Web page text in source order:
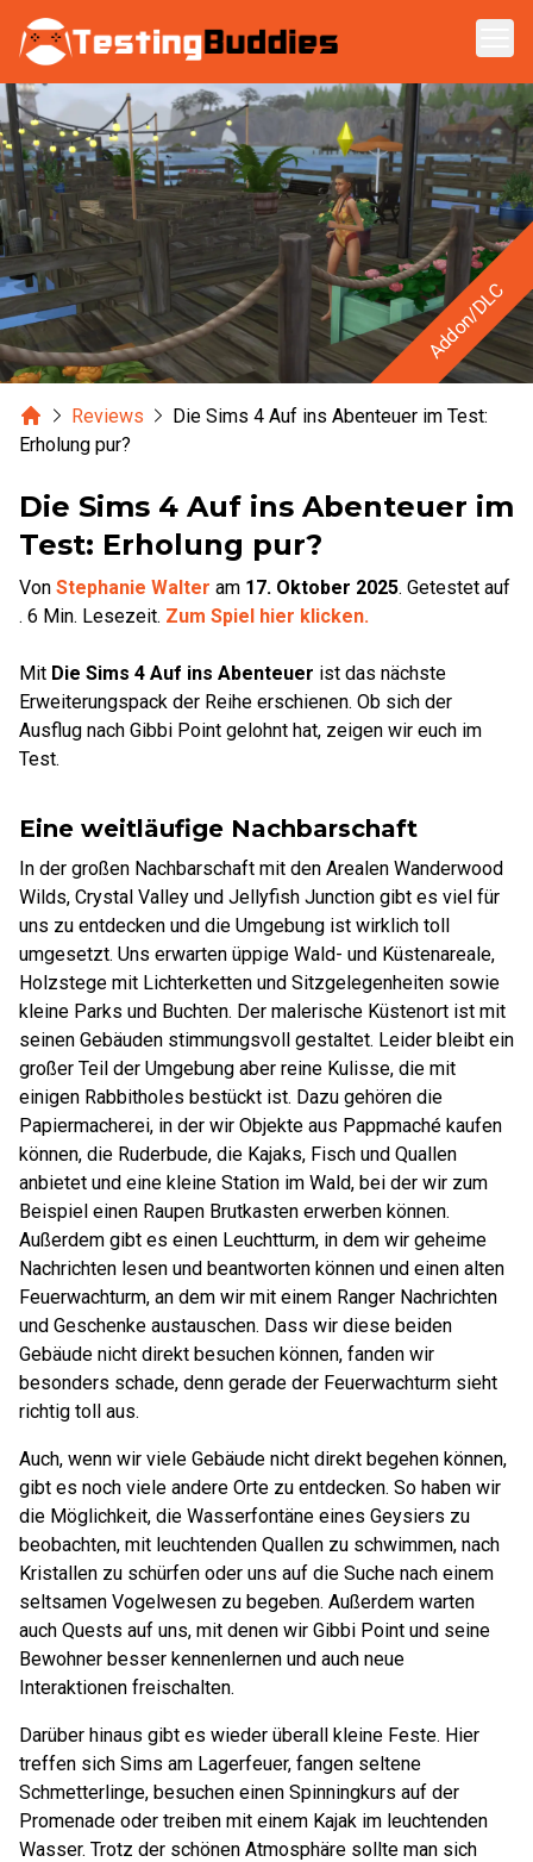
Zum Hauptinhalt springen
Addon/DLC
HomeReviews
Die Sims 4 Auf ins Abenteuer im Test:
Erholung pur?
Die Sims 4 Auf ins Abenteuer im
Test: Erholung pur?
Von Stephanie Walter am 17. Oktober 2025. Getestet auf
. 6 Min. Lesezeit. Zum Spiel hier klicken.
Mit Die Sims 4 Auf ins Abenteuer ist das nächste
Erweiterungspack der Reihe erschienen. Ob sich der
Ausflug nach Gibbi Point gelohnt hat, zeigen wir euch im
Test.
Eine weitläufige Nachbarschaft
In der großen Nachbarschaft mit den Arealen Wanderwood
Wilds, Crystal Valley und Jellyfish Junction gibt es viel für
uns zu entdecken und die Umgebung ist wirklich toll
umgesetzt. Uns erwarten üppige Wald- und Küstenareale,
Holzstege mit Lichterketten und Sitzgelegenheiten sowie
kleine Parks und Buchten. Der malerische Küstenort ist mit
seinen Gebäuden stimmungsvoll gestaltet. Leider bleibt ein
großer Teil der Umgebung aber reine Kulisse, die mit
einigen Rabbitholes bestückt ist. Dazu gehören die
Papiermacherei, in der wir Objekte aus Pappmaché kaufen
können, die Ruderbude, die Kajaks, Fisch und Quallen
anbietet und eine kleine Station im Wald, bei der wir zum
Beispiel einen Raupen Brutkasten erwerben können.
Außerdem gibt es einen Leuchtturm, in dem wir geheime
Nachrichten lesen und beantworten können und einen alten
Feuerwachturm, an dem wir mit einem Ranger Nachrichten
und Geschenke austauschen. Dass wir diese beiden
Gebäude nicht direkt besuchen können, fanden wir
besonders schade, denn gerade der Feuerwachturm sieht
richtig toll aus.
Auch, wenn wir viele Gebäude nicht direkt begehen können,
gibt es noch viele andere Orte zu entdecken. So haben wir
die Möglichkeit, die Wasserfontäne eines Geysiers zu
beobachten, mit leuchtenden Quallen zu schwimmen, nach
Kristallen zu schürfen oder uns auf die Suche nach einem
seltsamen Vogelwesen zu begeben. Außerdem warten
auch Quests auf uns, mit denen wir Gibbi Point und seine
Bewohner besser kennenlernen und auch neue
Interaktionen freischalten.
Darüber hinaus gibt es wieder überall kleine Feste. Hier
treffen sich Sims am Lagerfeuer, fangen seltene
Schmetterlinge, besuchen einen Spinningkurs auf der
Promenade oder treiben mit einem Kajak im leuchtenden
Wasser. Trotz der schönen Atmosphäre sollte man sich